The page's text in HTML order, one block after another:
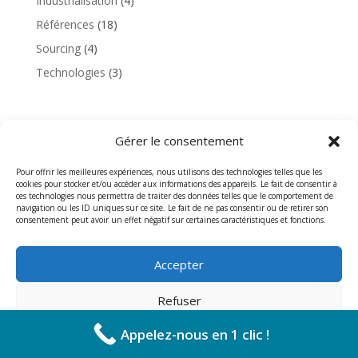
Gérer le consentement
Pour offrir les meilleures expériences, nous utilisons des technologies telles que les
cookies pour stocker et/ou accéder aux informations des appareils. Le fait de consentir à
ces technologies nous permettra de traiter des données telles que le comportement de
navigation ou les ID uniques sur ce site. Le fait de ne pas consentir ou de retirer son
consentement peut avoir un effet négatif sur certaines caractéristiques et fonctions.
Accepter
Refuser
Politique de cookies
Références (18)
Sourcing(4)
Technologies (3)
© INOVSYS - Ilot Carmin 1 · 9 Rue Jacqueline Auriol ·
Zac des Florides · 13700 Marignane - 04 42 100 699 -
contact@inovsys.fr
Appelez-nous en 1 clic !